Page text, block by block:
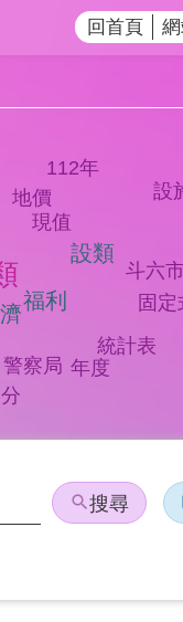
回首頁
福利
設類
現值
地價
斗六
警察局
固定
統計表
年度
112年
設
搜尋